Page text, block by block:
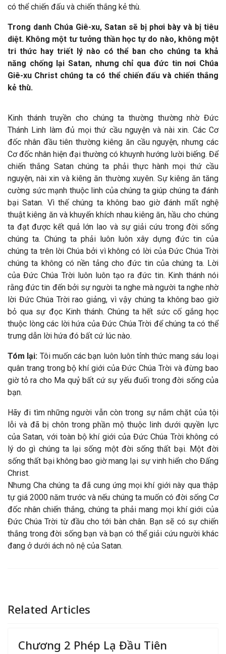
có thể chiến đấu và chiến thắng kẻ thù.
Trong danh Chúa Giê-xu, Satan sẽ bị phơi bày và bị tiêu
diệt. Không một tư tưởng thần học tự do nào, không một
tri thức hay triết lý nào có thể ban cho chúng ta khả
năng chống lại Satan, nhưng chỉ qua đức tin nơi Chúa
Giê-xu Christ chúng ta có thể chiến đấu và chiến thắng
kẻ thù.
Kinh thánh truyền cho chúng ta thường thường nhờ Đức
Thánh Linh làm đủ mọi thứ cầu nguyện và nài xin. Các Cơ
đốc nhân đầu tiên thường kiêng ăn cầu nguyện, nhưng các
Cơ đốc nhân hiện đại thường có khuynh hướng lười biếng. Để
chiến thắng Satan chúng ta phải thực hành mọi thứ cầu
nguyện, nài xin và kiêng ăn thường xuyên. Sự kiêng ăn tăng
cường sức mạnh thuộc linh của chúng ta giúp chúng ta đánh
bại Satan. Vì thế chúng ta không bao giờ đánh mất nghệ
thuật kiêng ăn và khuyến khích nhau kiêng ăn, hầu cho chúng
ta đạt được kết quả lớn lao và sự giải cứu trong đời sống
chúng ta. Chúng ta phải luôn luôn xây dựng đức tin của
chúng ta trên lời Chúa bởi vì không có lời của Đức Chúa Trời
chúng ta không có nền tảng cho đức tin của chúng ta. Lời
của Đức Chúa Trời luôn luôn tạo ra đức tin. Kinh thánh nói
rằng đức tin đến bởi sự người ta nghe mà người ta nghe nhờ
lời Đức Chúa Trời rao giảng, vì vậy chúng ta không bao giờ
bỏ qua sự đọc Kinh thánh. Chúng ta hết sức cố gắng học
thuộc lòng các lời hứa của Đức Chúa Trời để chúng ta có thể
trưng dẫn lời hứa đó bất cứ lúc nào.
Tóm lại: Tôi muốn các bạn luôn luôn tỉnh thức mang sáu loại
quân trang trong bộ khí giới của Đức Chúa Trời và đừng bao
giờ tỏ ra cho Ma quỷ bất cứ sự yếu đuối trong đời sống của
bạn.
Hãy đi tìm những người vẫn còn trong sự nắm chặt của tội
lỗi và đã bị chôn trong phần mộ thuộc linh dưới quyền lực
của Satan, với toàn bộ khí giới của Đức Chúa Trời không có
lý do gì chúng ta lại sống một đời sống thất bại. Một đời
sống thất bại không bao giờ mang lại sự vinh hiển cho Đấng
Christ.
Nhưng Cha chúng ta đã cung ứng mọi khí giới này qua thập
tự giá 2000 năm trước và nếu chúng ta muốn có đời sống Cơ
đốc nhân chiến thắng, chúng ta phải mang mọi khí giới của
Đức Chúa Trời từ đầu cho tới bàn chân. Bạn sẽ có sự chiến
thắng trong đời sống bạn và bạn có thể giải cứu người khác
đang ở dưới ách nô nệ của Satan.
Related Articles
Chương 2 Phép Lạ Đầu Tiên